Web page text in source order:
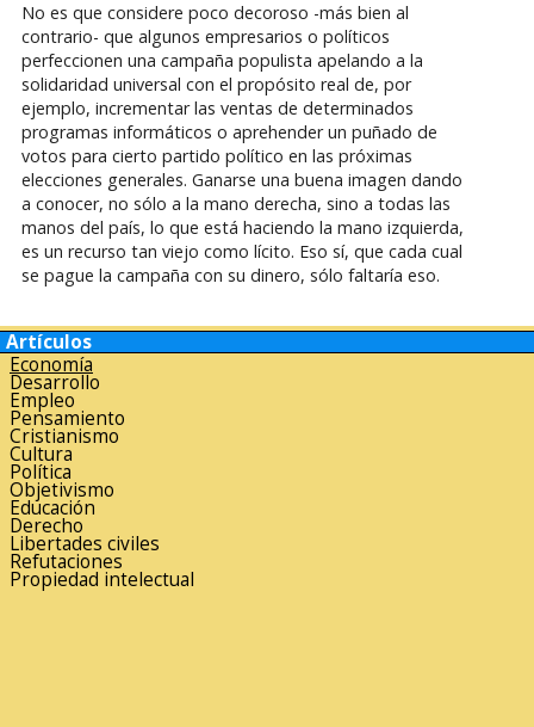
No es que considere poco decoroso -más bien al
contrario- que algunos empresarios o políticos
perfeccionen una campaña populista apelando a la
solidaridad universal con el propósito real de, por
ejemplo, incrementar las ventas de determinados
programas informáticos o aprehender un puñado de
votos para cierto partido político en las próximas
elecciones generales. Ganarse una buena imagen dando
a conocer, no sólo a la mano derecha, sino a todas las
manos del país, lo que está haciendo la mano izquierda,
es un recurso tan viejo como lícito. Eso sí, que cada cual
se pague la campaña con su dinero, sólo faltaría eso.
Artículos
Economía
Desarrollo
Empleo
Pensamiento
Cristianismo
Cultura
Política
Objetivismo
Educación
Derecho
Libertades civiles
Refutaciones
Propiedad intelectual